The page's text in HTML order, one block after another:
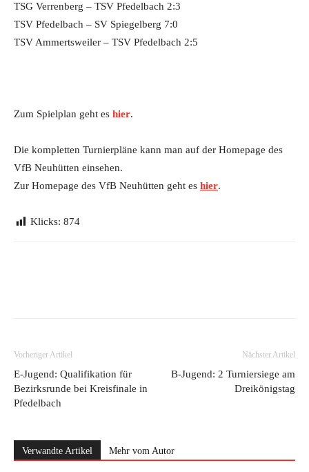
TSG Verrenberg – TSV Pfedelbach 2:3
TSV Pfedelbach – SV Spiegelberg 7:0
TSV Ammertsweiler – TSV Pfedelbach 2:5
Zum Spielplan geht es hier.
Die kompletten Turnierpläne kann man auf der Homepage des
VfB Neuhütten einsehen.
Zur Homepage des VfB Neuhütten geht es hier.
Klicks: 874
Vorheriger Artikel
E-Jugend: Qualifikation für
Bezirksrunde bei Kreisfinale in
Pfedelbach
Nächster Artikel
B-Jugend: 2 Turniersiege am
Dreikönigstag
Verwandte Artikel Mehr vom Autor